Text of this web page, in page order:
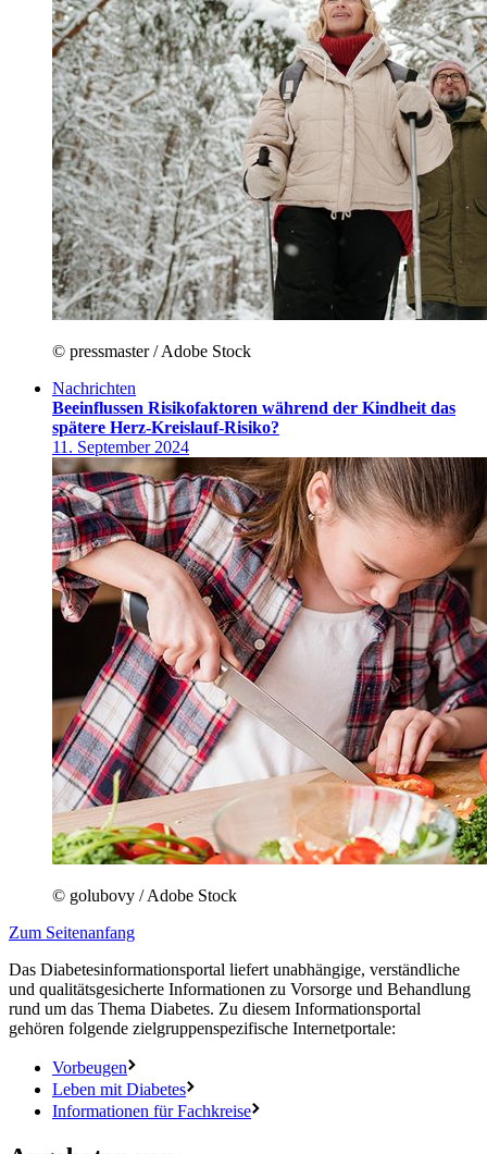
© pressmaster / Adobe Stock
Nachrichten
Beeinflussen Risikofaktoren während der Kindheit das
spätere Herz-Kreislauf-Risiko?
11. September 2024
© golubovy / Adobe Stock
Zum Seitenanfang
Das Diabetesinformationsportal liefert unabhängige, verständliche
und qualitätsgesicherte Informationen zu Vorsorge und Behandlung
rund um das Thema Diabetes. Zu diesem Informationsportal
gehören folgende zielgruppenspezifische Internetportale:
Vorbeugen
Leben mit Diabetes
Informationen für Fachkreise